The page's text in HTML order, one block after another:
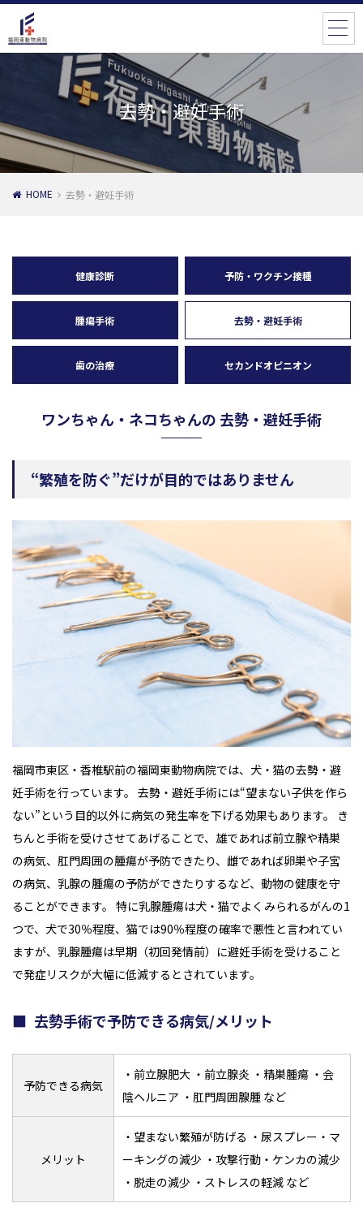
去勢・避妊手術
HOME 去勢・避妊手術
健康診断 予防・ワクチン接種
腫瘍手術 去勢・避妊手術
歯の治療 セカンドオピニオン
ワンちゃん・ネコちゃんの 去勢・避妊手術
“繁殖を防ぐ”だけが目的ではありません
福岡市東区・香椎駅前の福岡東動物病院では、犬・猫の去勢・避
妊手術を行っています。 去勢・避妊手術には“望まない子供を作ら
ない”という目的以外に病気の発生率を下げる効果もあります。 き
ちんと手術を受けさせてあげることで、雄であれば前立腺や精巣
の病気、肛門周囲の腫瘍が予防できたり、雌であれば卵巣や子宮
の病気、乳腺の腫瘍の予防ができたりするなど、動物の健康を守
ることができます。 特に乳腺腫瘍は犬・猫でよくみられるがんの1
つで、犬で30％程度、猫では90％程度の確率で悪性と言われてい
ますが、乳腺腫瘍は早期（初回発情前）に避妊手術を受けること
で発症リスクが大幅に低減するとされています。
去勢手術で予防できる病気/メリット
予防できる病気
・前立腺肥大 ・前立腺炎 ・精巣腫瘍 ・会
陰ヘルニア ・肛門周囲腺腫 など
メリット
・望まない繁殖が防げる ・尿スプレー・マ
ーキングの減少 ・攻撃行動・ケンカの減少
・脱走の減少 ・ストレスの軽減 など